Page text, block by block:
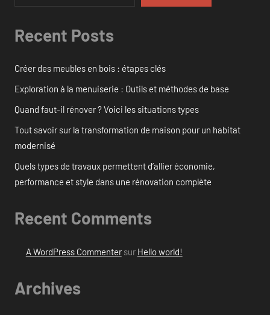
Recent Posts
Créer des meubles en bois : étapes clés
Exploration à la menuiserie : Outils et méthodes de base
Quand faut-il rénover ? Voici les situations types
Tout savoir sur la transformation de maison pour un habitat
modernisé
Quels types de travaux permettent d’allier économie,
performance et style dans une rénovation complète
Recent Comments
A WordPress Commentersur Hello world!
Archives